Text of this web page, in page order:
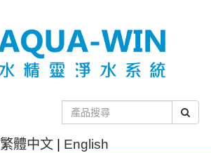
繁體中文| English